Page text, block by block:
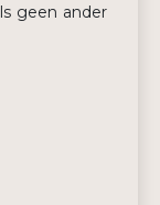
geen ander